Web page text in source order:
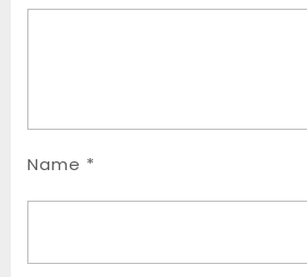
Name *